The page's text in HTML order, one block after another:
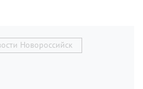
Новороссийск